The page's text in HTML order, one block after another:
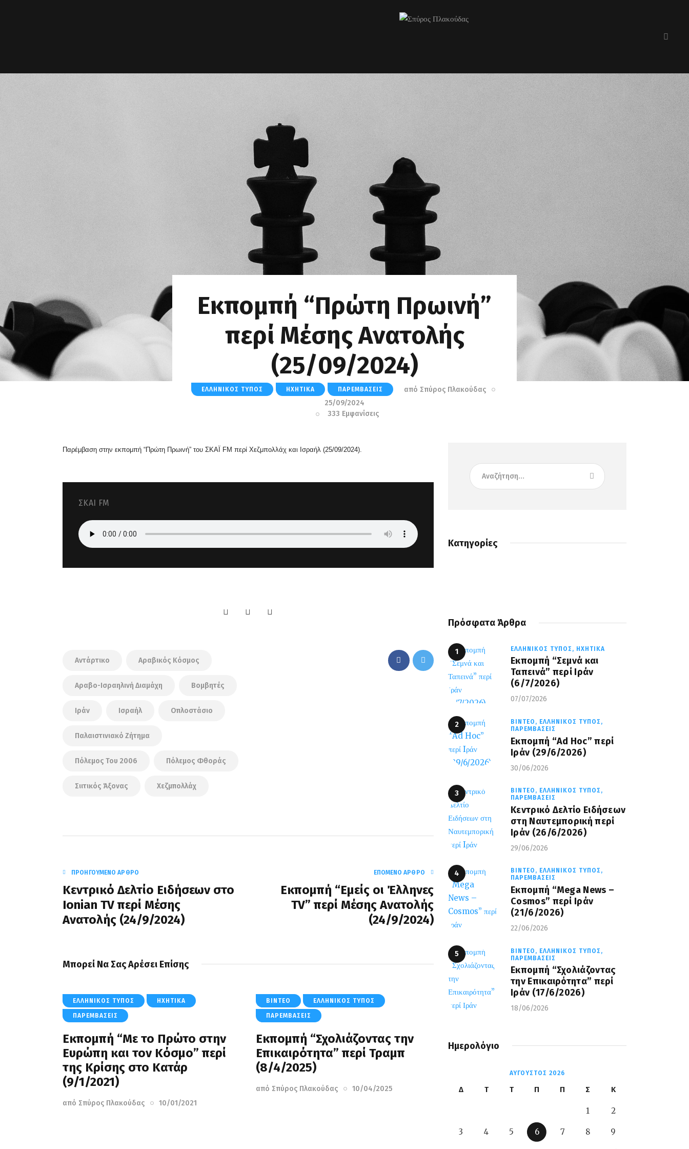
Εκπομπή “Πρώτη Πρωινή”
περί Μέσης Ανατολής
(25/09/2024)
ΕΛΛΗΝΙΚΌΣ ΤΎΠΟΣ ΗΧΗΤΙΚΆ ΠΑΡΕΜΒΆΣΕΙΣ από Σπύρος Πλακούδας
25/09/2024
333 Εμφανίσεις
Παρέμβαση στην εκπομπή “Πρώτη Πρωινή” του ΣΚΑΪ FM περί Χεζμπολλάχ και Ισραήλ (25/09/2024).
ΣΚΑΙ FM
Αντάρτικο Αραβικός Κόσμος
Αραβο-Ισραηλινή Διαμάχη Βομβητές
Ιράν Ισραήλ Οπλοστάσιο
Παλαιστινιακό Ζήτημα
Πόλεμος Του 2006 Πόλεμος Φθοράς
Σιιτικός Άξονας Χεζμπολλάχ
ΠΡΟΗΓΟΎΜΕΝΟ ΆΡΘΡΟ
Κεντρικό Δελτίο Ειδήσεων στο
Ionian TV περί Μέσης
Ανατολής (24/9/2024)
ΕΠΌΜΕΝΟ ΆΡΘΡΟ
Eκπομπή “Εμείς οι Έλληνες
TV” περί Μέσης Ανατολής
(24/9/2024)
Μπορεί Να Σας Αρέσει Επίσης
ΕΛΛΗΝΙΚΌΣ ΤΎΠΟΣ ΗΧΗΤΙΚΆ
ΠΑΡΕΜΒΆΣΕΙΣ
Εκπομπή “Με το Πρώτο στην
Ευρώπη και τον Κόσμο” περί
της Κρίσης στο Κατάρ
(9/1/2021)
από Σπύρος Πλακούδας 10/01/2021
ΒΊΝΤΕΟ ΕΛΛΗΝΙΚΌΣ ΤΎΠΟΣ
ΠΑΡΕΜΒΆΣΕΙΣ
Εκπομπή “Σχολιάζοντας την
Επικαιρότητα” περί Τραμπ
(8/4/2025)
από Σπύρος Πλακούδας 10/04/2025
Κατηγορίες
Πρόσφατα Άρθρα
ΕΛΛΗΝΙΚΌΣ ΤΎΠΟΣ, ΗΧΗΤΙΚΆ
Εκπομπή “Σεμνά και
Ταπεινά” περί Ιράν
(6/7/2026)
07/07/2026
ΒΊΝΤΕΟ, ΕΛΛΗΝΙΚΌΣ ΤΎΠΟΣ,
ΠΑΡΕΜΒΆΣΕΙΣ
Εκπομπή “Ad Hoc” περί
Iράν (29/6/2026)
30/06/2026
ΒΊΝΤΕΟ, ΕΛΛΗΝΙΚΌΣ ΤΎΠΟΣ,
ΠΑΡΕΜΒΆΣΕΙΣ
Κεντρικό Δελτίο Ειδήσεων
στη Ναυτεμπορική περί
Iράν (26/6/2026)
29/06/2026
ΒΊΝΤΕΟ, ΕΛΛΗΝΙΚΌΣ ΤΎΠΟΣ,
ΠΑΡΕΜΒΆΣΕΙΣ
Eκπομπή “Mega News –
Cosmos” περί Ιράν
(21/6/2026)
22/06/2026
ΒΊΝΤΕΟ, ΕΛΛΗΝΙΚΌΣ ΤΎΠΟΣ,
ΠΑΡΕΜΒΆΣΕΙΣ
Εκπομπή “Σχολιάζοντας
την Επικαιρότητα” περί
Ιράν (17/6/2026)
18/06/2026
Ημερολόγιο
ΑΎΓΟΥΣΤΟΣ 2026
Δ Τ Τ Π Π Σ Κ
1 2
3 4 5 6 7 8 9